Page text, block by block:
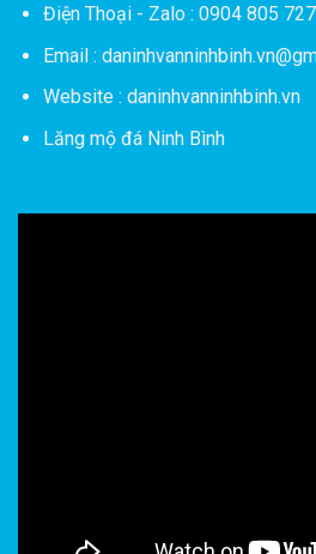
Điện Thoại - Zalo : 0904 805 727
Email :
Website : daninhvanninhbinh.vn
Lăng mộ đá Ninh Bình